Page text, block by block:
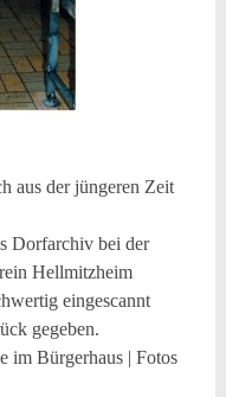
aus der jüngeren Zeit
Dorfarchiv bei der
Hellmitzheim
eingescannt
gegeben.
im Bürgerhaus | Fotos